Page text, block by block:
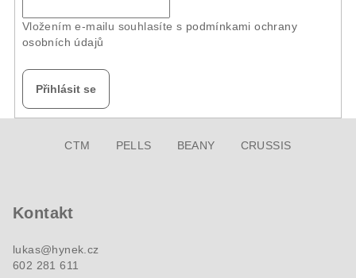
Vložením e-mailu souhlasíte s podmínkami ochrany
osobních údajů
Přihlásit se
CTM PELLS BEANY CRUSSIS
Kontakt
lukas@hynek.cz
602 281 611